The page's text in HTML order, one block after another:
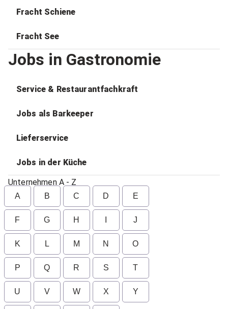
Fracht Schiene
Fracht See
Jobs in Gastronomie
Service & Restaurantfachkraft
Jobs als Barkeeper
Lieferservice
Jobs in der Küche
Unternehmen A - Z
A B C D E
F G H J
K L M N O
P Q R S T
U V W X Y